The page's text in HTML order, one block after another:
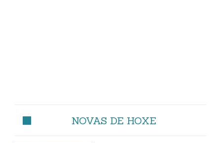
NOVAS DE HOXE